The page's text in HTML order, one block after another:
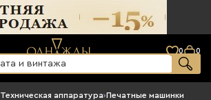
0 0
Техническая аппаратура›Печатные машинки